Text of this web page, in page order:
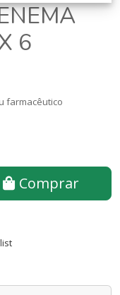
6
farmacêutico
Comprar